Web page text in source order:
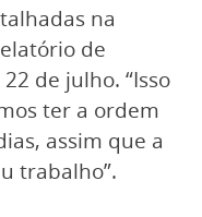
na
de
de julho. “Isso
ter a ordem
assim que a
trabalho”.